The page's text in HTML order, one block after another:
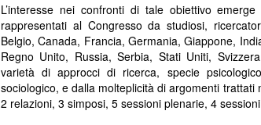
L’interesse nei confronti di tale obiettivo
rappresentati al Congresso da studiosi,
Belgio, Canada, Francia, Germania, Giappone,
Regno Unito, Russia, Serbia, Stati Uniti,
varietà di approcci di ricerca, specie
sociologico, e dalla molteplicità di argomenti
2 relazioni, 3 simposi, 5 sessioni plenarie, 4